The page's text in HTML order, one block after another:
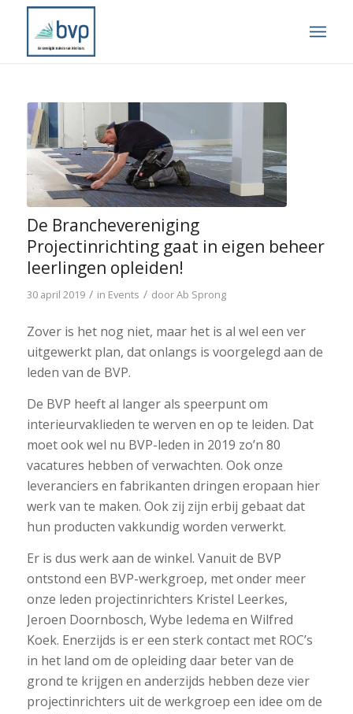
De Branchevereniging
Projectinrichting gaat in eigen beheer
leerlingen opleiden!
30 april 2019 / in Events / doorAb Sprong
Zover is het nog niet, maar het is al wel een ver
uitgewerkt plan, dat onlangs is voorgelegd aan de
leden van de BVP.
De BVP heeft al langer als speerpunt om
interieurvaklieden te werven en op te leiden. Dat
moet ook wel nu BVP-leden in 2019 zo’n 80
vacatures hebben of verwachten. Ook onze
leveranciers en fabrikanten dringen eropaan hier
werk van te maken. Ook zij zijn erbij gebaat dat
hun producten vakkundig worden verwerkt.
Er is dus werk aan de winkel. Vanuit de BVP
ontstond een BVP-werkgroep, met onder meer
onze leden projectinrichters Kristel Leerkes,
Jeroen Doornbosch, Wybe Iedema en Wilfred
Koek. Enerzijds is er een sterk contact met ROC’s
in het land om de opleiding daar beter van de
grond te krijgen en anderzijds hebben deze vier
projectinrichters uit de werkgroep een idee om de